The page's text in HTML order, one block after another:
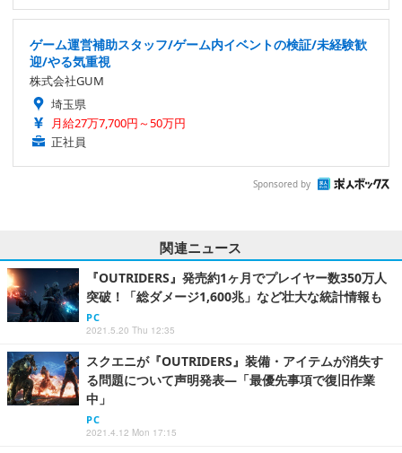
ゲーム運営補助スタッフ/ゲーム内イベントの検証/未経験歓
迎/やる気重視
株式会社GUM
埼玉県
月給27万7,700円～50万円
正社員
Sponsored by
関連ニュース
『OUTRIDERS』発売約1ヶ月でプレイヤー数350万人
突破！「総ダメージ1,600兆」など壮大な統計情報も
PC
2021.5.20 Thu 12:35
スクエニが『OUTRIDERS』装備・アイテムが消失す
る問題について声明発表―「最優先事項で復旧作業
中」
PC
2021.4.12 Mon 17:15